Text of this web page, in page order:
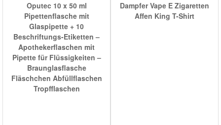
Oputec 10 x 50 ml
Pipettenflasche mit
Glaspipette + 10
Beschriftungs-Etiketten –
Apothekerflaschen mit
Pipette für Flüssigkeiten –
Braunglasflasche
Fläschchen Abfüllflaschen
Tropfflaschen
Dampfer Vape E Zigaretten
Affen King T-Shirt